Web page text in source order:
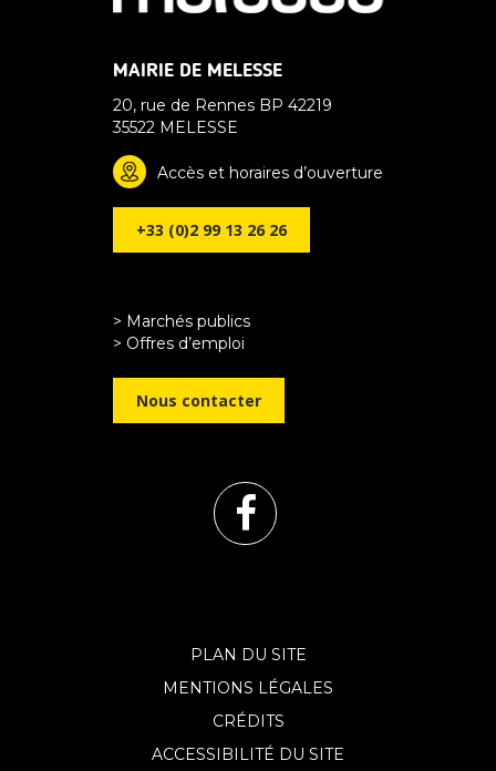
MAIRIE DE MELESSE
20, rue de Rennes BP 42219
35522 MELESSE
Accès et horaires d’ouverture
+33 (0)2 99 13 26 26
> Marchés publics
> Offres d’emploi
Nous contacter
Lien
le
compte
Facebook
PLAN DU SITE
MENTIONS LÉGALES
CRÉDITS
ACCESSIBILITÉ DU SITE